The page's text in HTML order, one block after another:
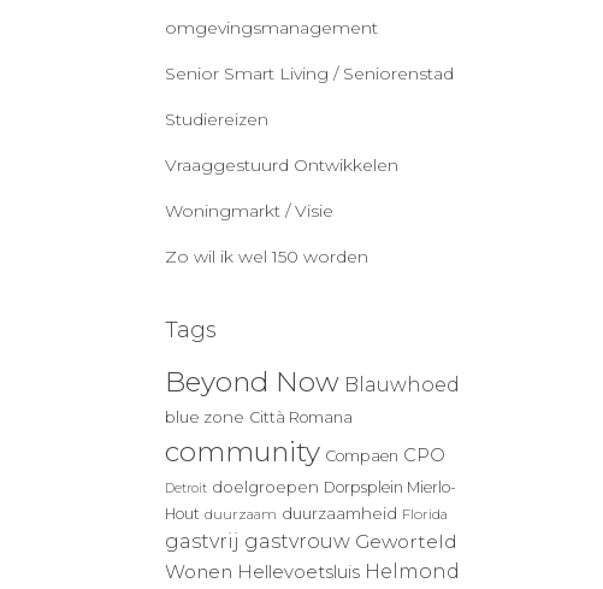
omgevingsmanagement
Senior Smart Living / Seniorenstad
Studiereizen
Vraaggestuurd Ontwikkelen
Woningmarkt / Visie
Zo wil ik wel 150 worden
Tags
Beyond Now Blauwhoed
blue zone Città Romana
community Compaen CPO
Detroit doelgroepen Dorpsplein Mierlo-
Hout duurzaam duurzaamheid Florida
gastvrij gastvrouw Geworteld
Wonen Hellevoetsluis Helmond